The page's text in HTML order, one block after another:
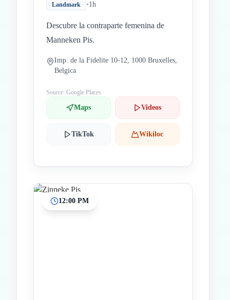
Landmark •1h
Descubre la contraparte femenina de
Manneken Pis.
Imp. de la Fidelite 10-12, 1000 Bruxelles,
Belgica
Source: Google Places
Maps Videos
TikTok Wikiloc
12:00 PM